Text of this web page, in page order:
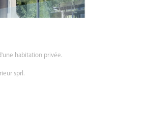
habitation privée.
sprl.